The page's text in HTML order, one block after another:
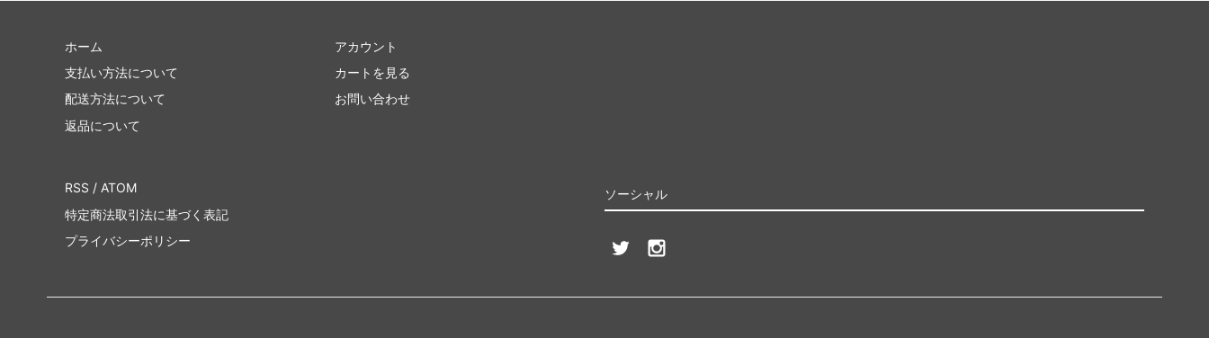
ホーム
支払い方法について
配送方法について
返品について
アカウント
カートを見る
お問い合わせ
ソーシャル
RSS / ATOM
特定商法取引法に基づく表記
プライバシーポリシー